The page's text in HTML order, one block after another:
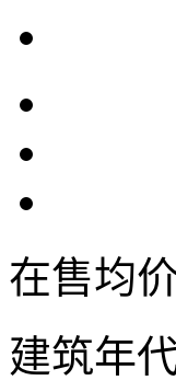
在售均
建筑年